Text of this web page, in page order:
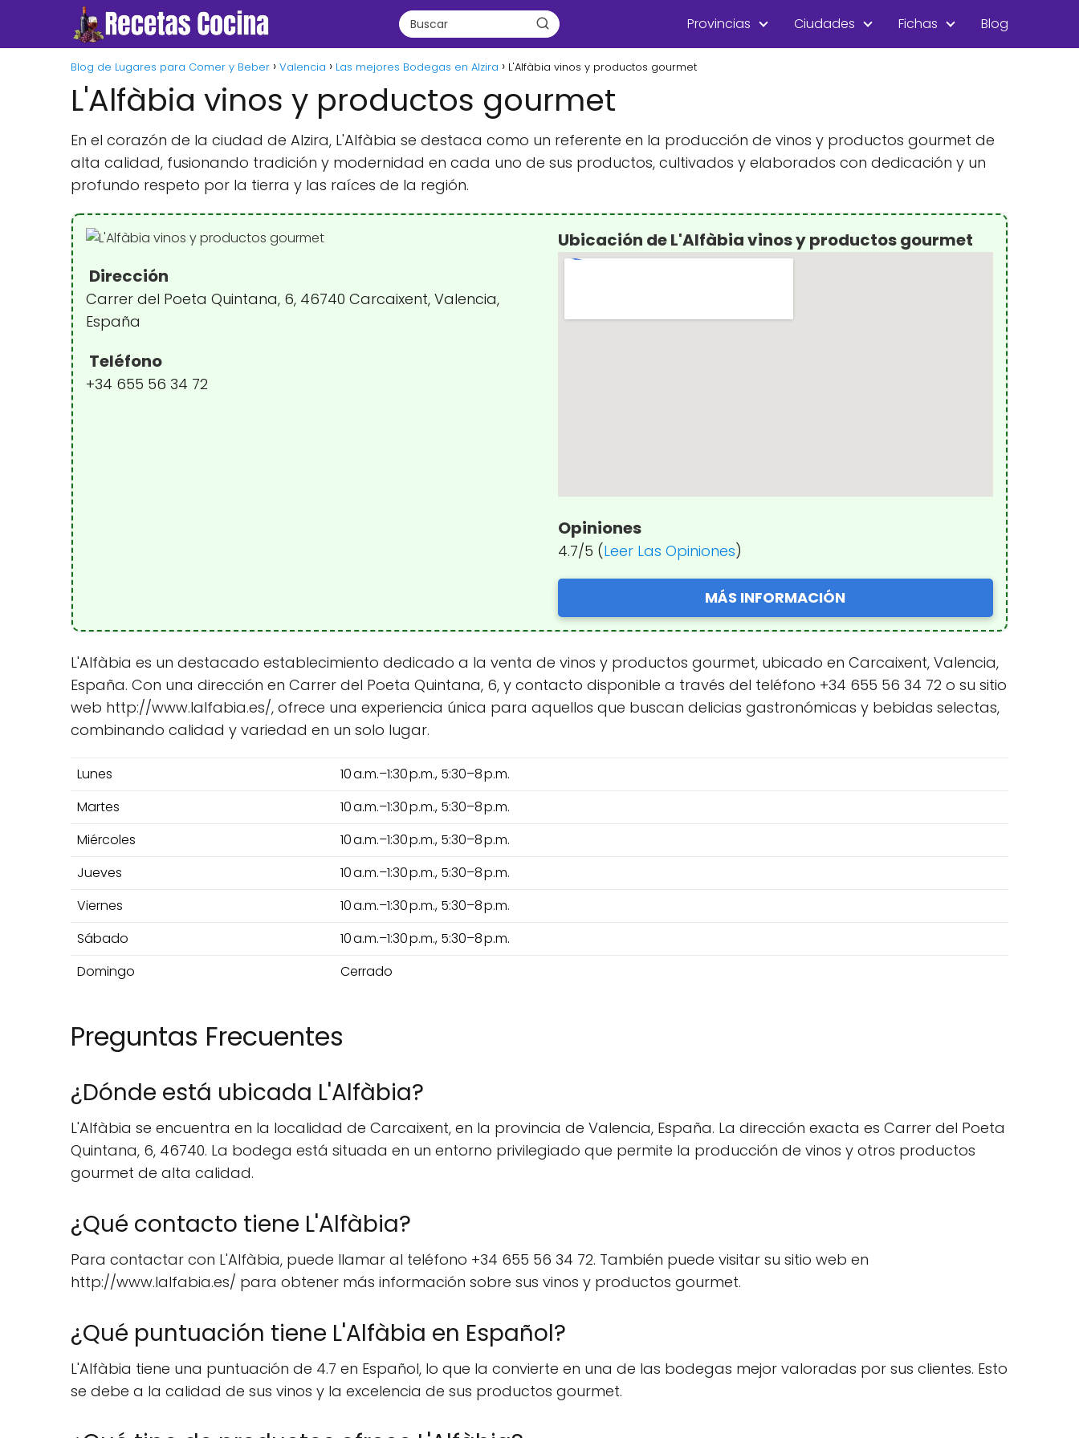
Provincias Ciudades Fichas Blog
Blog de Lugares para Comer y Beber Valencia Las mejores Bodegas en Alzira L'Alfàbia vinos y productos gourmet
L'Alfàbia vinos y productos gourmet
En el corazón de la ciudad de Alzira, L'Alfàbia se destaca como un referente en la producción de vinos y productos gourmet de
alta calidad, fusionando tradición y modernidad en cada uno de sus productos, cultivados y elaborados con dedicación y un
profundo respeto por la tierra y las raíces de la región.
Dirección
Carrer del Poeta Quintana, 6, 46740 Carcaixent, Valencia,
España
Teléfono
+34 655 56 34 72
Ubicación de L'Alfàbia vinos y productos gourmet
Opiniones
4.7/5 (Leer Las Opiniones)
MÁS INFORMACIÓN
L'Alfàbia es un destacado establecimiento dedicado a la venta de vinos y productos gourmet, ubicado en Carcaixent, Valencia,
España. Con una dirección en Carrer del Poeta Quintana, 6, y contacto disponible a través del teléfono +34 655 56 34 72 o su sitio
web http://www.lalfabia.es/, ofrece una experiencia única para aquellos que buscan delicias gastronómicas y bebidas selectas,
combinando calidad y variedad en un solo lugar.
Lunes
10 a.m.–1:30 p.m., 5:30–8 p.m.
Martes
10 a.m.–1:30 p.m., 5:30–8 p.m.
Miércoles
10 a.m.–1:30 p.m., 5:30–8 p.m.
Jueves
10 a.m.–1:30 p.m., 5:30–8 p.m.
Viernes
10 a.m.–1:30 p.m., 5:30–8 p.m.
Sábado
10 a.m.–1:30 p.m., 5:30–8 p.m.
Domingo
Cerrado
Preguntas Frecuentes
¿Dónde está ubicada L'Alfàbia?
L'Alfàbia se encuentra en la localidad de Carcaixent, en la provincia de Valencia, España. La dirección exacta es Carrer del Poeta
Quintana, 6, 46740. La bodega está situada en un entorno privilegiado que permite la producción de vinos y otros productos
gourmet de alta calidad.
¿Qué contacto tiene L'Alfàbia?
Para contactar con L'Alfàbia, puede llamar al teléfono +34 655 56 34 72. También puede visitar su sitio web en
http://www.lalfabia.es/ para obtener más información sobre sus vinos y productos gourmet.
¿Qué puntuación tiene L'Alfàbia en Español?
L'Alfàbia tiene una puntuación de 4.7 en Español, lo que la convierte en una de las bodegas mejor valoradas por sus clientes. Esto
se debe a la calidad de sus vinos y la excelencia de sus productos gourmet.